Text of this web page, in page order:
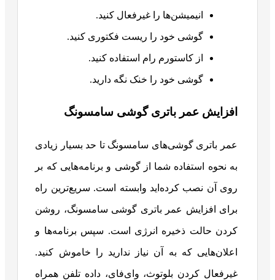
انیمیشن‌ها را غیرفعال کنید.
گوشی خود را ریست فکتوری کنید.
از کاستورم رام استفاده کنید.
گوشی خود را خنک نگه دارید.
افزایش عمر باتری گوشی سامسونگ
عمر باتری گوشی‌های سامسونگ تا حد بسیار زیادی
به نحوه استفاده شما از گوشی و برنامه‌هایی که بر
روی آن نصب کرده‌اید وابسته است. سریع‌ترین راه
برای افزایش عمر باتری گوشی سامسونگ، روشن
کردن حالت ذخیره انرژی است. سپس برنامه‌ها و
اعلان‌هایی که به آن نیاز ندارید را خاموش کنید.
غیرفعال کردن بلوتوث، وای‌فای، داده تلفن همراه